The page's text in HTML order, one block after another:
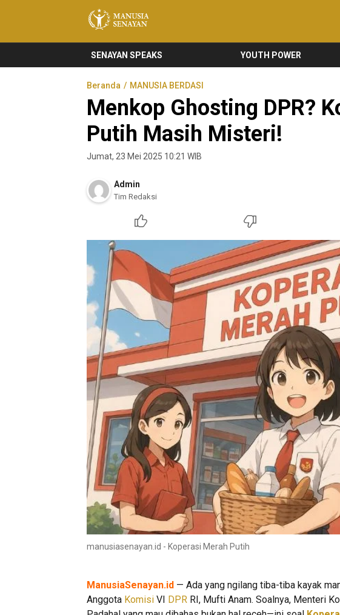
Manusia Senayan
Manusia Bicara, Senayan Bersuara
SENAYAN SPEAKS YOUTH POWER
Beranda MANUSIA BERDASI
Menkop Ghosting DPR?
Putih Masih Misteri!
Jumat, 23 Mei 2025 10:21 WIB
Admin
Tim Redaksi
manusiasenayan.id - Koperasi Merah Putih
ManusiaSenayan.id — Ada yang ngilang tiba-tiba kayak
Anggota Komisi VI DPR RI, Mufti Anam. Soalnya, Menteri